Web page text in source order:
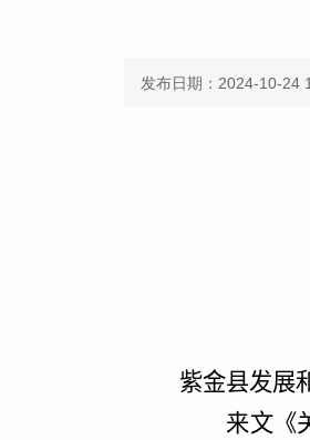
发布日期：2024-10-24
紫金县发展
来文